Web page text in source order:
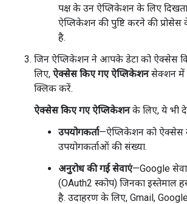
पक्ष के उन ऐप्लिकेशन के लिए
ऐप्लिकेशन की पुष्टि करने की
है.
जिन ऐप्लिकेशन ने आपके डेटा को ऐक्सेस
लिए, ऐक्सेस किए गए ऐप्लिकेशनसेक्शन में
क्लिक करें.
ऐक्सेस किए गए ऐप्लिकेशनके लिए, ये भी
उपयोगकर्ता—ऐप्लिकेशन को ऐक्सेस
उपयोगकर्ताओं की संख्या.
अनुरोध की गई सेवाएं—Google
(OAuth2 स्कोप) जिनका इस्तेमाल
है. उदाहरण के लिए, Gmail,